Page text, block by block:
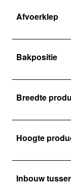
Afvoerklep
Bakpositie
Breedte
Hoogte
Inbouw